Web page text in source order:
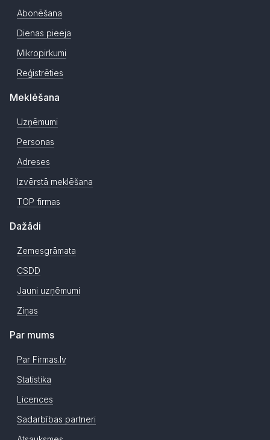
Abonēšana
Dienas pieeja
Mikropirkumi
Reģistrēties
Meklēšana
Uzņēmumi
Personas
Adreses
Izvērstā meklēšana
TOP firmas
Dažādi
Zemesgrāmata
CSDD
Jauni uzņēmumi
Ziņas
Par mums
Par Firmas.lv
Statistika
Licences
Sadarbības partneri